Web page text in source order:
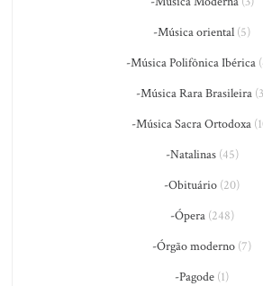
-Música oriental (5)
-Música Polifônica Ibérica
-Música Rara Brasileira
-Música Sacra Ortodoxa
-Natalinas(45)
-Obituário (20)
-Ópera(248)
-Órgão moderno (7)
-Pagode (1)